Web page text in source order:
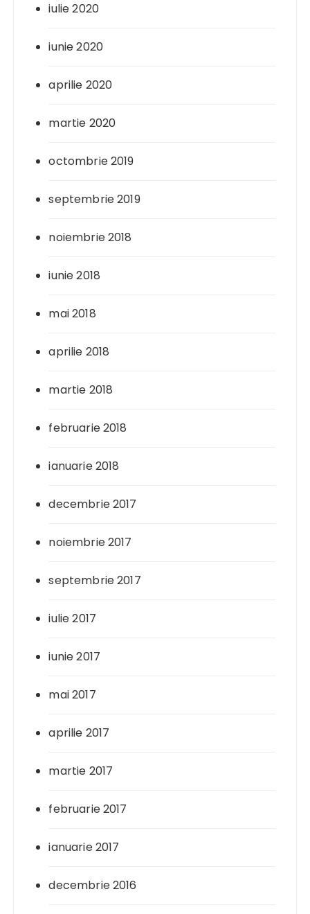
iulie 2020
iunie 2020
aprilie 2020
martie 2020
octombrie 2019
septembrie 2019
noiembrie 2018
iunie 2018
mai 2018
aprilie 2018
martie 2018
februarie 2018
ianuarie 2018
decembrie 2017
noiembrie 2017
septembrie 2017
iulie 2017
iunie 2017
mai 2017
aprilie 2017
martie 2017
februarie 2017
ianuarie 2017
decembrie 2016